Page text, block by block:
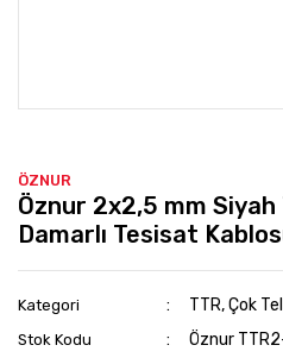
ÖZNUR
Öznur 2x2,5 mm Siyah
Damarlı Tesisat
Kategori TTR, Çok
Stok Kodu Öznur